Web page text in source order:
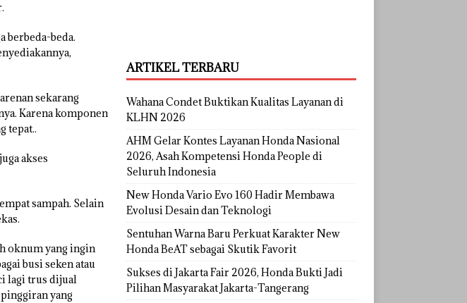
berbeda-beda.
sekarang
Karena komponen
tepat..
akses
sampah. Selain
oknum yang ingin
busi seken atau
lagi trus dijual
yang
ARTIKEL TERBARU
Wahana Condet Buktikan Kualitas Layanan di
KLHN 2026
AHM Gelar Kontes Layanan Honda Nasional
2026, Asah Kompetensi Honda People di
Seluruh Indonesia
New Honda Vario Evo 160 Hadir Membawa
Evolusi Desain dan Teknologi
Sentuhan Warna Baru Perkuat Karakter New
Honda BeAT sebagai Skutik Favorit
Sukses di Jakarta Fair 2026, Honda Bukti Jadi
Pilihan Masyarakat Jakarta-Tangerang